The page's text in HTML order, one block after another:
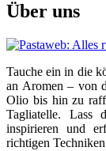
Über uns
Tauche ein in die
an Aromen – von
Olio bis hin zu
Tagliatelle. Lass
inspirieren und
richtigen